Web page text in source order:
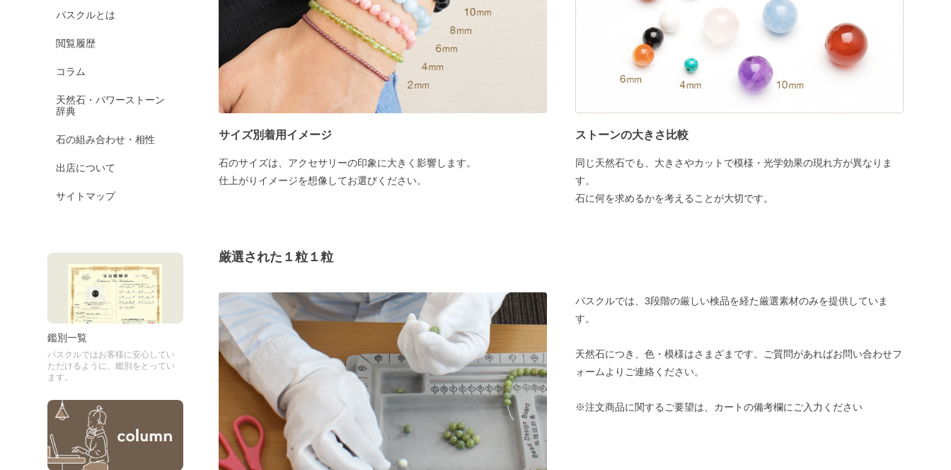
パスクルとは
閲覧履歴
コラム
天然石・パワーストーン
辞典
石の組み合わせ・相性
出店について
サイトマップ
鑑別一覧
パスクルではお客様に安心してい
ただけるように、鑑別をとってい
ます。
サイズ別着用イメージ
石のサイズは、アクセサリーの印象に大きく影響します。
仕上がりイメージを想像してお選びください。
ストーンの大きさ比較
同じ天然石でも、大きさやカットで模様・光学効果の現れ方が異なりま
す。
石に何を求めるかを考えることが大切です。
厳選された１粒１粒
パスクルでは、3段階の厳しい検品を経た厳選素材のみを提供していま
す。
天然石につき、色・模様はさまざまです。ご質問があればお問い合わせフ
ォームよりご連絡ください。
※注文商品に関するご要望は、カートの備考欄にご入力ください